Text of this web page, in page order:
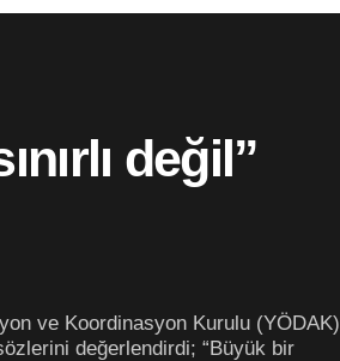
değil”
ve Koordinasyon Kurulu (YÖDAK)
değerlendirdi; “Büyük bir